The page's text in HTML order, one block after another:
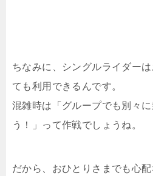
ちなみに、シングルライダー
ても利用できるんです。
混雑時は「グループでも別々
う！」って作戦でしょうね。
だから、おひとりさまでも心配